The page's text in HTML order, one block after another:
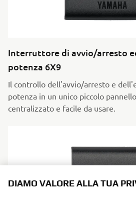
Interruttore di avvio/arresto
potenza 6X9
Il controllo dell'avvio/arresto e
potenza in un unico piccolo
centralizzato e facile da usare.
DIAMO VALORE ALLA TUA